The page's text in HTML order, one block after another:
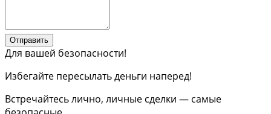
Отправить
Для вашей безопасности!
Избегайте пересылать деньги наперед!
Встречайтесь лично, личные сделки — самые